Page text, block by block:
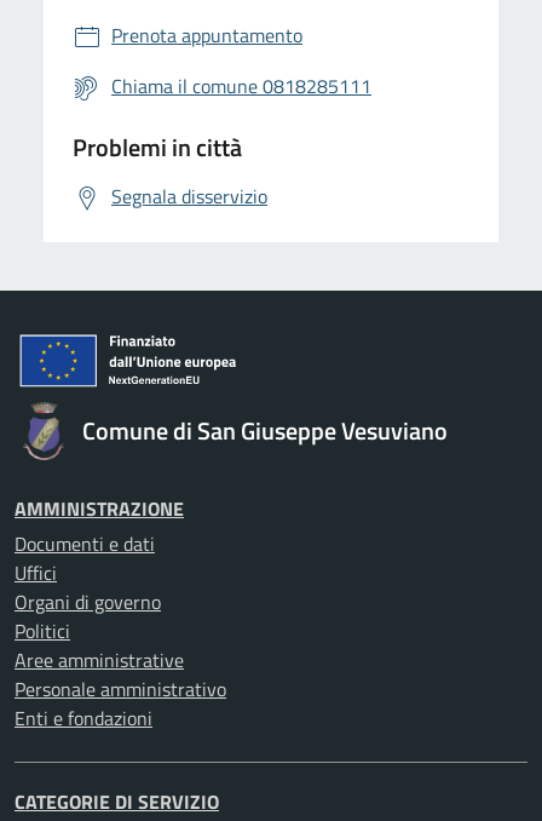
Prenota appuntamento
Chiama il comune 0818285111
Problemi in città
Segnala disservizio
Comune di San Giuseppe Vesuviano
AMMINISTRAZIONE
Documenti e dati
Uffici
Organi di governo
Politici
Aree amministrative
Personale amministrativo
Enti e fondazioni
CATEGORIE DI SERVIZIO